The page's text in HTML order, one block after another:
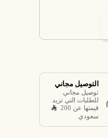
التوصيل مجاني
توصيل مجاني
للطلبات التي تزيد
قيمتها عن 200
سعودي